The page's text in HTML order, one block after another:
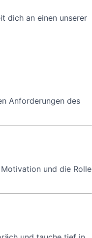
dich an einen unserer
Anforderungen des
und die Rolle